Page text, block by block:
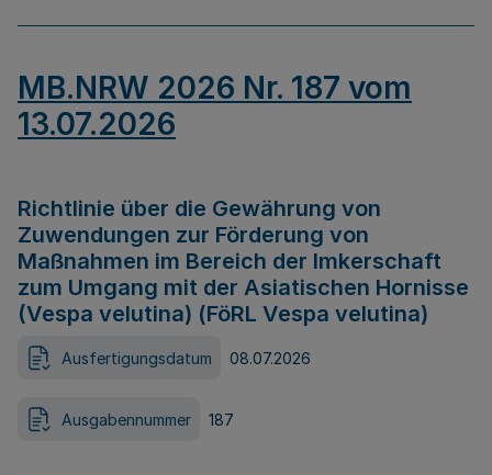
MB.NRW 2026 Nr. 187 vom
13.07.2026
Richtlinie über die Gewährung von
Zuwendungen zur Förderung von
Maßnahmen im Bereich der Imkerschaft
zum Umgang mit der Asiatischen Hornisse
(Vespa velutina) (FöRL Vespa velutina)
Ausfertigungsdatum 08.07.2026
Ausgabennummer 187